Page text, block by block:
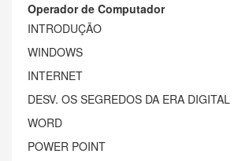
Operador de Computador
INTRODUÇÃO
WINDOWS
INTERNET
DESV. OS SEGREDOS DA ERA DIGITAL
WORD
POWER POINT